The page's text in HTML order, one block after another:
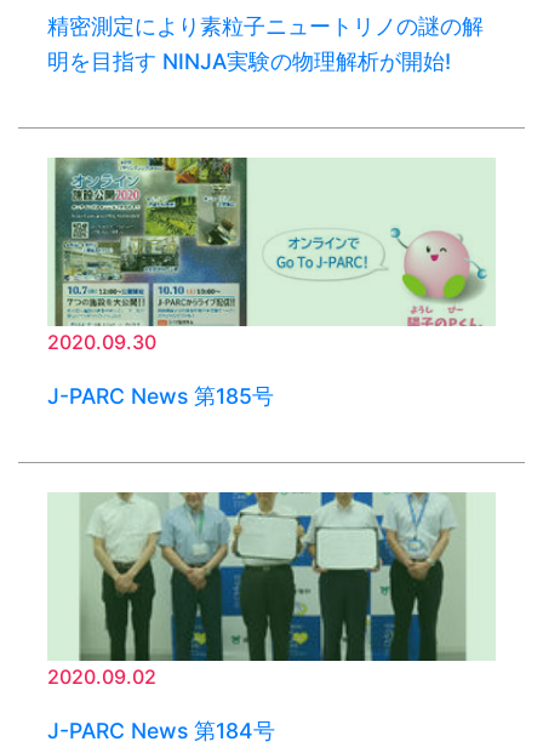
精密測定により素粒子ニュートリノの謎の解
明を目指す NINJA実験の物理解析が開始!
2020.09.30
J-PARC News 第185号
2020.09.02
J-PARC News 第184号